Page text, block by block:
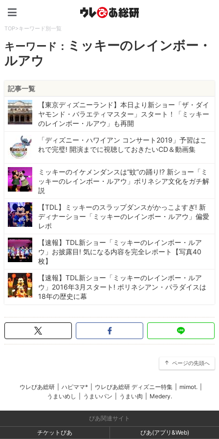
TOP>キーワード別一覧
キーワード： ミッキーのレインボー・
ルアウ
記事一覧
【東京ディズニーランド】本日より新ショー「ザ・ダイ
ヤモンド・バラエティマスター」スタート！「ミッキー
のレインボー・ルアウ」も再開
「ディズニー・ハワイアン コンサート2019」予習はこ
れで完璧! 開演までに視聴しておきたいCD＆動画集
ミッキーのイケメンダンスは“蚊”の踊り!? 新ショー「ミ
ッキーのレインボー・ルアウ」ポリネシア文化をガチ解
説
【TDL】ミッキーのスラップダンスがかっこよすぎ! 新
ディナーショー「ミッキーのレインボー・ルアウ」偏愛
レポ
【速報】TDL新ショー「ミッキーのレインボー・ルア
ウ」お披露目! 気になる内容を完全レポート【写真40
枚】
【速報】TDL新ショー「ミッキーのレインボー・ルア
ウ」2016年3月スタート! ポリネシアン・パラダイスは
18年の歴史に幕
ページの先頭へ
ウレぴあ総研 ハピママ* ウレぴあ総研 ディズニー特集 mimot.
うまいめし
うまいパン うまい肉 Medery.
ぴあ関連サイト
チケットぴあ
ぴあ(アプリ&Web)